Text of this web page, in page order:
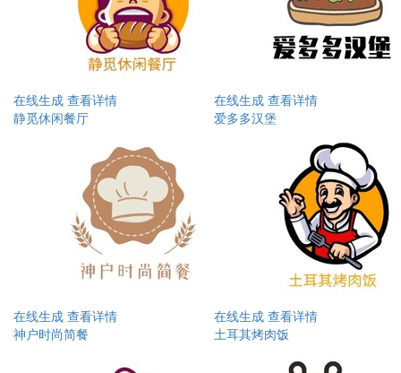
在线生成 查看详情
静觅休闲餐厅
在线生成 查看详情
爱多多汉堡
在线生成 查看详情
神户时尚简餐
在线生成 查看详情
土耳其烤肉饭